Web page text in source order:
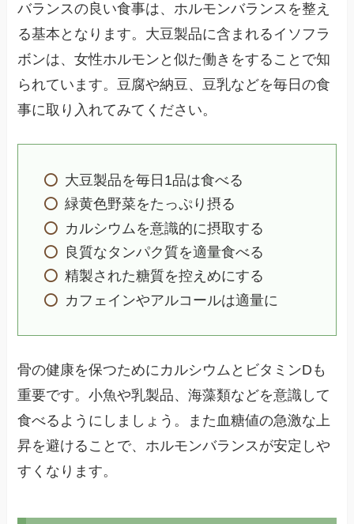
バランスの良い食事は、ホルモンバランスを整え
る基本となります。大豆製品に含まれるイソフラ
ボンは、女性ホルモンと似た働きをすることで知
られています。豆腐や納豆、豆乳などを毎日の食
事に取り入れてみてください。
大豆製品を毎日1品は食べる
緑黄色野菜をたっぷり摂る
カルシウムを意識的に摂取する
良質なタンパク質を適量食べる
精製された糖質を控えめにする
カフェインやアルコールは適量に
骨の健康を保つためにカルシウムとビタミンDも
重要です。小魚や乳製品、海藻類などを意識して
食べるようにしましょう。また血糖値の急激な上
昇を避けることで、ホルモンバランスが安定しや
すくなります。